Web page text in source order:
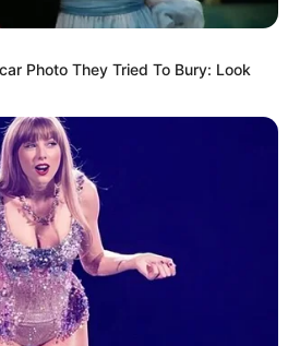
supermercado no Recife em
AQUI!
Photo They Tried To Bury: Look